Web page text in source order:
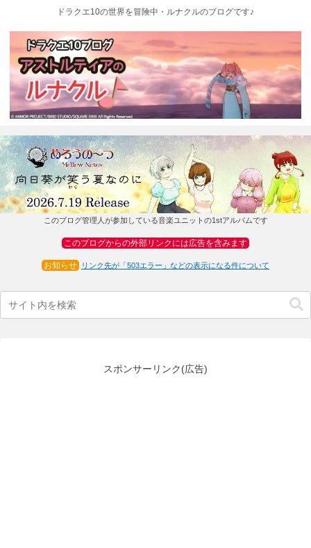
ドラクエ10の世界を冒険中・ルナクルのブログです♪
このブログ管理人が参加している音楽ユニットの1stアルバムです
このブログからの外部リンクには広告を含みます
お知らせ リンク先が「503エラー」などの表示になる件について
スポンサーリンク(広告)